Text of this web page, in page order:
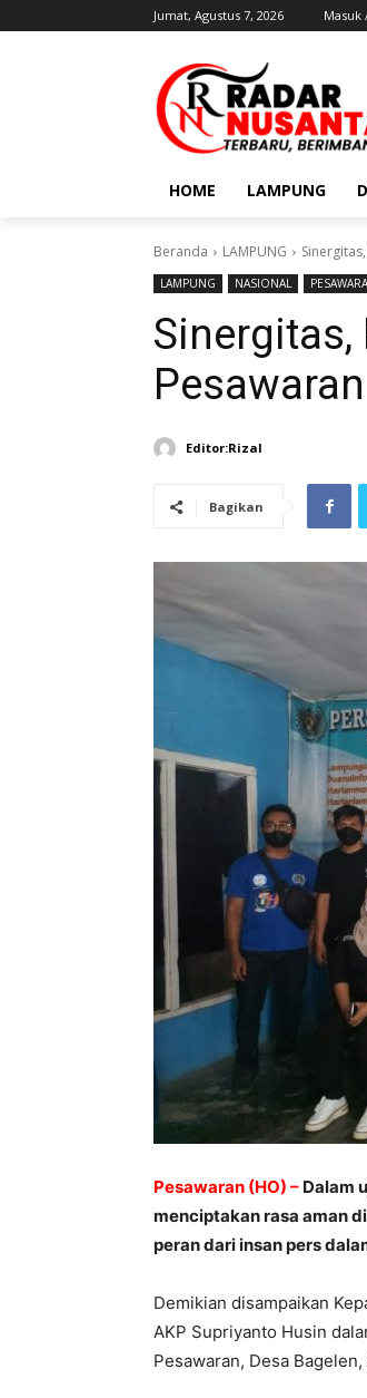
Jumat, Agustus 7, 2026 Masuk
HOME LAMPUNG
Beranda LAMPUNG
LAMPUNG NASIONAL
Sinergitas,
Editor:Rizal
Bagikan
Pesawaran (HO) – Dalam
menciptakan rasa aman
peran dari insan pers
Demikian disampaikan
AKP Supriyanto Husin
Pesawaran, Desa